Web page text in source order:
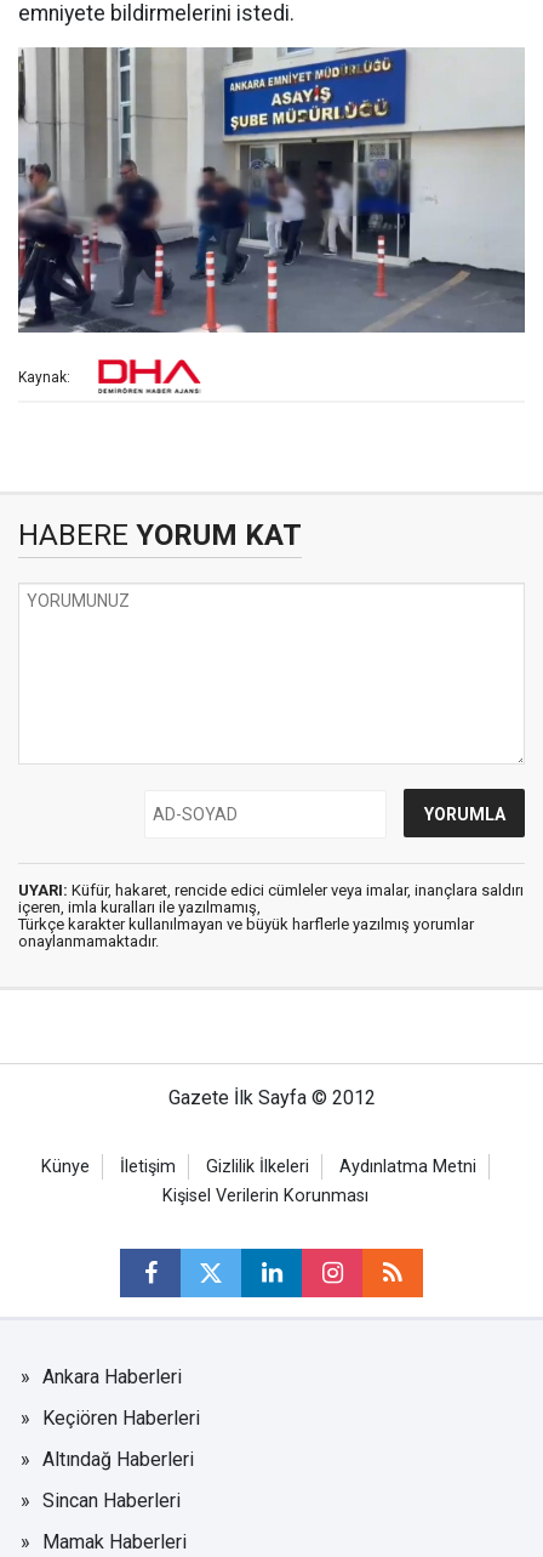
emniyete bildirmelerini istedi.
Kaynak:
HABERE YORUM KAT
UYARI: Küfür, hakaret, rencide edici cümleler veya imalar, inançlara saldırı
içeren, imla kuralları ile yazılmamış,
Türkçe karakter kullanılmayan ve büyük harflerle yazılmış yorumlar
onaylanmamaktadır.
Gazete İlk Sayfa © 2012
Künye İletişim Gizlilik İlkeleri
Aydınlatma Metni
Kişisel Verilerin Korunması
Ankara Haberleri
Keçiören Haberleri
Altındağ Haberleri
Sincan Haberleri
Mamak Haberleri